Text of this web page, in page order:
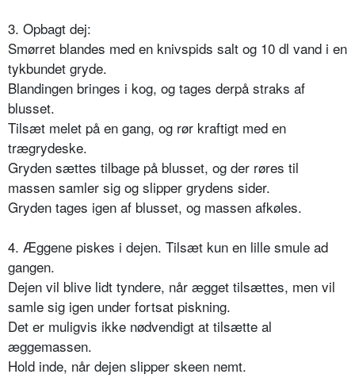
3. Opbagt dej:
Smørret blandes med en knivspids salt og 10 dl vand i en
tykbundet gryde.
Blandingen bringes i kog, og tages derpå straks af
blusset.
Tilsæt melet på en gang, og rør kraftigt med en
trægrydeske.
Gryden sættes tilbage på blusset, og der røres til
massen samler sig og slipper grydens sider.
Gryden tages igen af blusset, og massen afkøles.
4. Æggene piskes i dejen. Tilsæt kun en lille smule ad
gangen.
Dejen vil blive lidt tyndere, når ægget tilsættes, men vil
samle sig igen under fortsat piskning.
Det er muligvis ikke nødvendigt at tilsætte al
æggemassen.
Hold inde, når dejen slipper skeen nemt.